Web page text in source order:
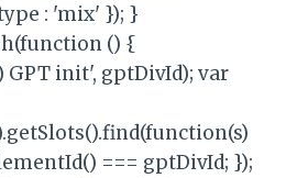
: 'mix' }); }
() {
GPT init', gptDivId); var
=== gptDivId; });